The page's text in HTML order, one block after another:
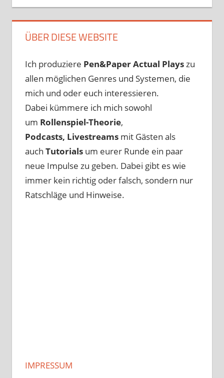
ÜBER DIESE WEBSITE
Ich produziere Pen&PaperActual Playszu
allen möglichen Genres und Systemen, die
mich und oder euch interessieren.
Dabei kümmere ich mich sowohl
um Rollenspiel-Theorie,
Podcasts, Livestreams mit Gästen als
auch Tutorials um eurer Runde ein paar
neue Impulse zu geben. Dabei gibt es wie
immer kein richtig oder falsch, sondern nur
Ratschläge und Hinweise.
IMPRESSUM